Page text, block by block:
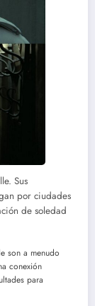
Sus
por ciudades
de soledad
son a menudo
conexión
para